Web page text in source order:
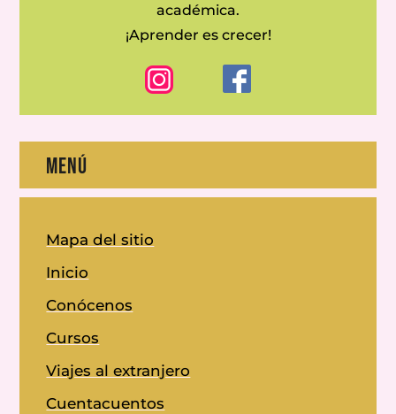
académica.
¡Aprender es crecer!
MENÚ
Mapa del sitio
Inicio
Conócenos
Cursos
Viajes al extranjero
Cuentacuentos